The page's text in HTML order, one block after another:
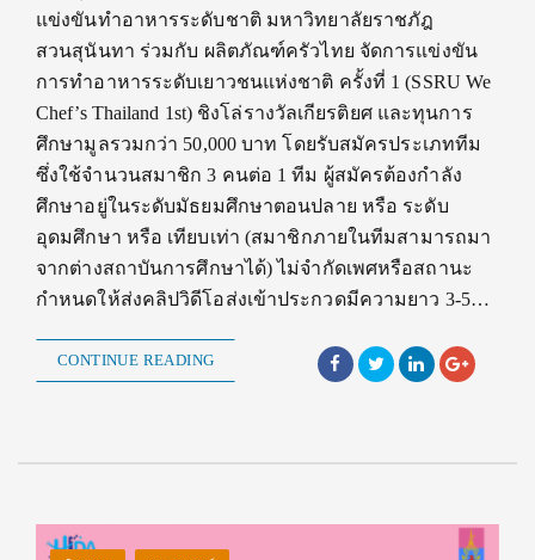
แข่งขันทำอาหารระดับชาติ มหาวิทยาลัยราชภัฎ
สวนสุนันทา ร่วมกับ ผลิตภัณฑ์ครัวไทย จัดการแข่งขัน
การทำอาหารระดับเยาวชนแห่งชาติ ครั้งที่ 1 (SSRU We
Chef’s Thailand 1st) ชิงโล่รางวัลเกียรติยศ และทุนการ
ศึกษามูลรวมกว่า 50,000 บาท โดยรับสมัครประเภททีม
ซึ่งใช้จำนวนสมาชิก 3 คนต่อ 1 ทีม ผู้สมัครต้องกำลัง
ศึกษาอยู่ในระดับมัธยมศึกษาตอนปลาย หรือ ระดับ
อุดมศึกษา หรือ เทียบเท่า (สมาชิกภายในทีมสามารถมา
จากต่างสถาบันการศึกษาได้) ไม่จำกัดเพศหรือสถานะ
กำหนดให้ส่งคลิปวิดีโอส่งเข้าประกวดมีความยาว 3-5…
CONTINUE READING